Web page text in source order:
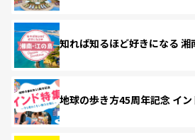
知れば知るほど好きになる 湘
地球の歩き方45周年記念 イ